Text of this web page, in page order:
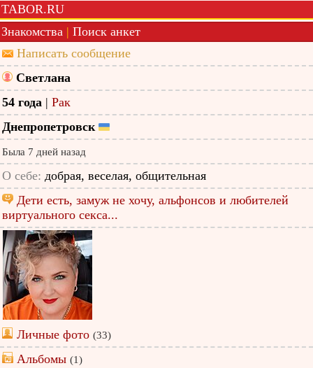
TABOR.RU
Знакомства | Поиск анкет
Написать сообщение
Светлана
54 года | Рак
Днепропетровск
Была 7 дней назад
О себе: добрая, веселая, общительная
Дети есть, замуж не хочу, альфонсов и любителей
виртуального секса...
Личные фото (33)
Альбомы (1)